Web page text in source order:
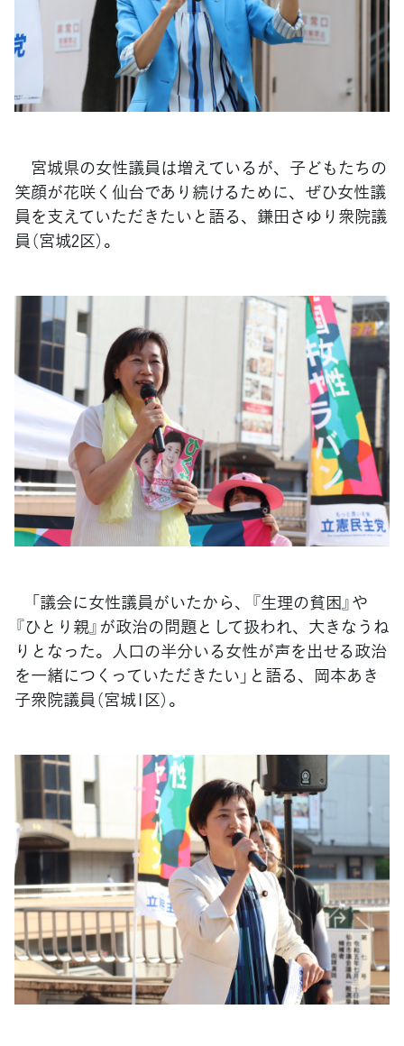
宮城県の女性議員は増えているが、子どもたちの
笑顔が花咲く仙台であり続けるために、ぜひ女性議
員を支えていただきたいと語る、鎌田さゆり衆院議
員（宮城2区）。
「議会に女性議員がいたから、『生理の貧困』や
『ひとり親』が政治の問題として扱われ、大きなうね
りとなった。人口の半分いる女性が声を出せる政治
を一緒につくっていただきたい」と語る、岡本あき
子衆院議員（宮城1区）。